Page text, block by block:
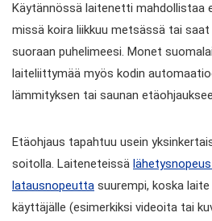
Käytännössä laitenetti mahdollistaa
missä koira liikkuu metsässä tai
suoraan puhelimeesi. Monet
laiteliittymää myös kodin
lämmityksen tai saunan
Etäohjaus tapahtuu usein
soitolla. Laiteneteissä
latausnopeutta suurempi, koska
käyttäjälle (esimerkiksi videoita tai